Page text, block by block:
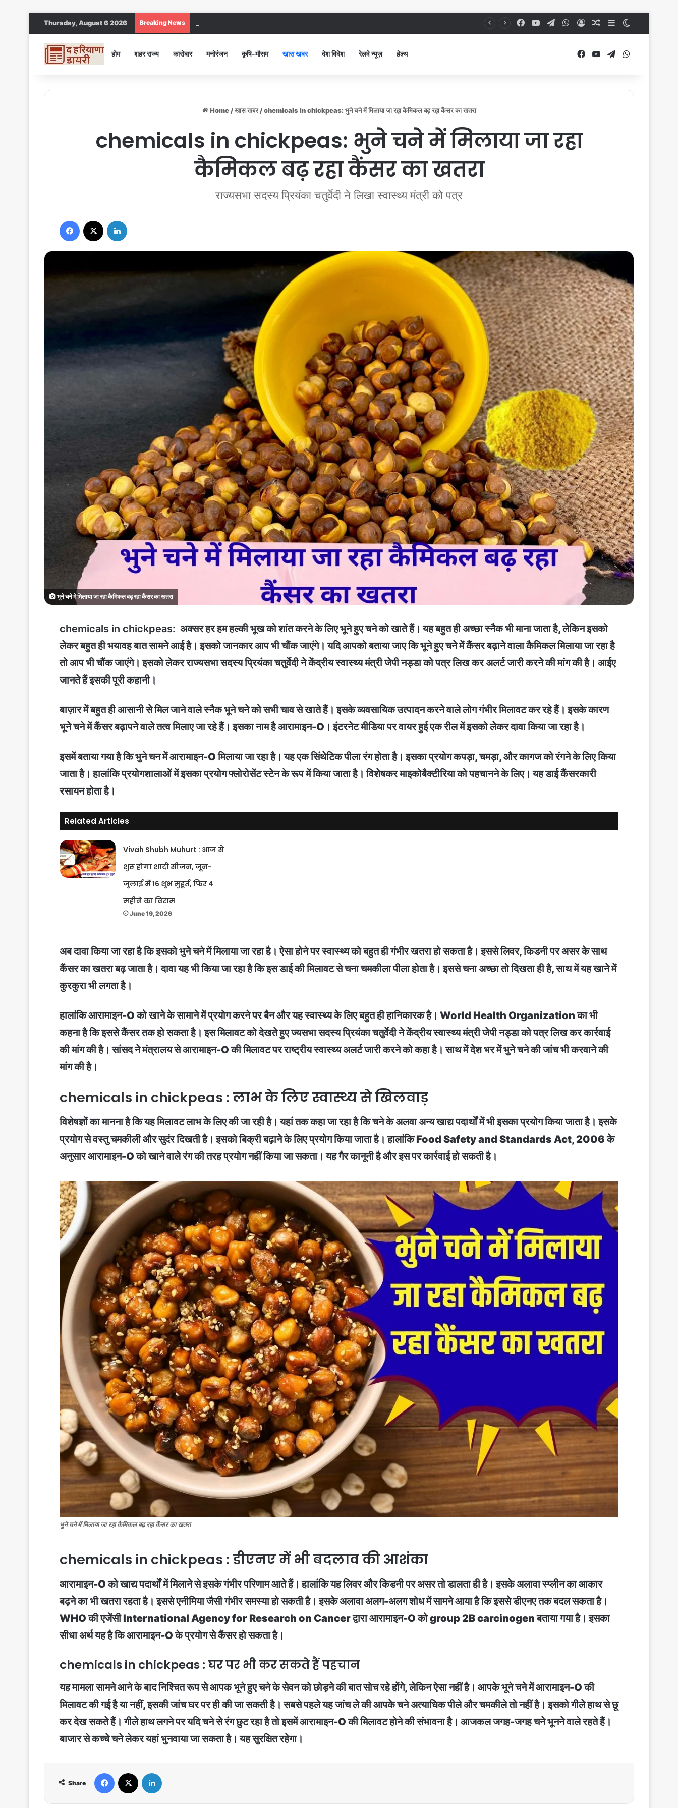
Thursday, August 6 2026 Breaking News Facebook
YouTubeTelegramWhatsApp
Log InRandom Article
Sidebar
होम शहर राज्य कारोबार मनोरंजन कृषि-मौसम खास खबर देश विदेश रेलवे न्यूज़ हेल्थ Facebook
YouTubeTelegram
Home / खास खबर / chemicals in chickpeas: भुने चने में मिलाया जा रहा कैमिकल बढ़ रहा कैंसर का खतरा
chemicals in chickpeas: भुने चने में मिलाया जा रहा
कैमिकल बढ़ रहा कैंसर का खतरा
राज्यसभा सदस्य प्रियंका चतुर्वेदी ने लिखा स्वास्थ्य मंत्री को पत्र
Facebook
भुने चने में मिलाया जा रहा कैमिकल बढ़ रहा कैंसर का खतरा
chemicals in chickpeas: अक्सर हर हम हल्की भूख को शांत करने के लिए भूने हुए चने को खाते हैं। यह बहुत ही अच्छा स्नैक भी माना जाता है, लेकिन इसको
लेकर बहुत ही भयावह बात सामने आई है। इसको जानकार आप भी चौंक जाएंगे। यदि आपको बताया जाए कि भूने हुए चने में कैंसर बढ़ाने वाला कैमिकल मिलाया जा रहा है
तो आप भी चौंक जाएंगे। इसको लेकर राज्यसभा सदस्य प्रियंका चतुर्वेदी ने केंद्रीय स्वास्थ्य मंत्री जेपी नड्डा को पत्र लिख कर अलर्ट जारी करने की मांग की है। आईए
जानते हैं इसकी पूरी कहानी।
बाज़ार में बहुत ही आसानी से मिल जाने वाले स्नैक भूने चने को सभी चाव से खाते हैं। इसके व्यवसायिक उत्पादन करने वाले लोग गंभीर मिलावट कर रहे हैं। इसके कारण
भूने चने में कैंसर बढ़ापने वाले तत्व मिलाए जा रहे हैं। इसका नाम है आरामाइन-O। इंटरनेट मीडिया पर वायर हुई एक रील में इसको लेकर दावा किया जा रहा है।
इसमें बताया गया है कि भुने चन में आरामाइन-O मिलाया जा रहा है। यह एक सिंथेटिक पीला रंग होता है। इसका प्रयोग कपड़ा, चमड़ा, और कागज को रंगने के लिए किया
जाता है। हालांकि प्रयोगशालाओं में इसका प्रयोग फ्लोरोसेंट स्टेन के रूप में किया जाता है। विशेषकर माइकोबैक्टीरिया को पहचानने के लिए। यह डाई कैंसरकारी
रसायन होता है।
Related Articles
Vivah Shubh Muhurt : आज से
शुरू होगा शादी सीजन, जून-
जुलाई में 16 शुभ मुहूर्त, फिर 4
महीने का विराम
June 19, 2026
अब दावा किया जा रहा है कि इसको भुने चने में मिलाया जा रहा है। ऐसा होने पर स्वास्थ्य को बहुत ही गंभीर खतरा हो सकता है। इससे लिवर, किडनी पर असर के साथ
कैंसर का खतरा बढ़ जाता है। दावा यह भी किया जा रहा है कि इस डाई की मिलावट से चना चमकीला पीला होता है। इससे चना अच्छा तो दिखता ही है, साथ में यह खाने में
कुरकुरा भी लगता है।
हालांकि आरामाइन-O को खाने के सामाने में प्रयोग करने पर बैन और यह स्वास्थ्य के लिए बहुत ही हानिकारक है। World Health Organization का भी
कहना है कि इससे कैंसर तक हो सकता है। इस मिलावट को देखते हुए ज्यसभा सदस्य प्रियंका चतुर्वेदी ने केंद्रीय स्वास्थ्य मंत्री जेपी नड्डा को पत्र लिख कर कार्रवाई
की मांग की है। सांसद ने मंत्रालय से आरामाइन-O की मिलावट पर राष्ट्रीय स्वास्थ्य अलर्ट जारी करने को कहा है। साथ में देश भर में भुने चने की जांच भी करवाने की
मांग की है।
chemicals in chickpeas : लाभ के लिए स्वास्थ्य से खिलवाड़
विशेषज्ञों का मानना है कि यह मिलावट लाभ के लिए की जा रही है। यहां तक कहा जा रहा है कि चने के अलवा अन्य खाद्य पदार्थों में भी इसका प्रयोग किया जाता है। इसके
प्रयोग से वस्तु चमकीली और सुदंर दिखती है। इसको बिक्री बढ़ाने के लिए प्रयोग किया जाता है। हालांकि Food Safety and Standards Act, 2006 के
अनुसार आरामाइन-O को खाने वाले रंग की तरह प्रयोग नहीं किया जा सकता। यह गैर कानूनी है और इस पर कार्रवाई हो सकती है।
भुने चने में मिलाया जा रहा कैमिकल बढ़ रहा कैंसर का खतरा
chemicals in chickpeas : डीएनए में भी बदलाव की आशंका
आरामाइन-O को खाद्य पदार्थों में मिलाने से इसके गंभीर परिणाम आते हैं। हालांकि यह लिवर और किडनी पर असर तो डालता ही है। इसके अलावा स्प्लीन का आकार
बढ़ने का भी खतरा रहता है। इससे एनीमिया जैसी गंभीर समस्या हो सकती है। इसके अलावा अलग-अलग शोध में सामने आया है कि इससे डीएनए तक बदल सकता है।
WHO की एजेंसी International Agency for Research on Cancer द्वारा आरामाइन-O को group 2B carcinogen बताया गया है। इसका
सीधा अर्थ यह है कि आरामाइन-O के प्रयोग से कैंसर हो सकता है।
chemicals in chickpeas : घर पर भी कर सकते हैं पहचान
यह मामला सामने आने के बाद निश्चित रूप से आपक भूने हुए चने के सेवन को छोड़ने की बात सोच रहे होंगे, लेकिन ऐसा नहीं है। आपके भूने चने में आरामाइन-O की
मिलावट की गई है या नहीं, इसकी जांच घर पर ही की जा सकती है। सबसे पहले यह जांच ले की आपके चने अत्याधिक पीले और चमकीले तो नहीं है। इसको गीले हाथ से छू
कर देख सकते हैं। गीले हाथ लगने पर यदि चने से रंग छुट रहा है तो इसमें आरामाइन-O की मिलावट होने की संभावना है। आजकल जगह-जगह चने भूनने वाले रहते हैं।
बाजार से कच्चे चने लेकर यहां भुनवाया जा सकता है। यह सुरक्षित रहेगा।
Share
Facebook